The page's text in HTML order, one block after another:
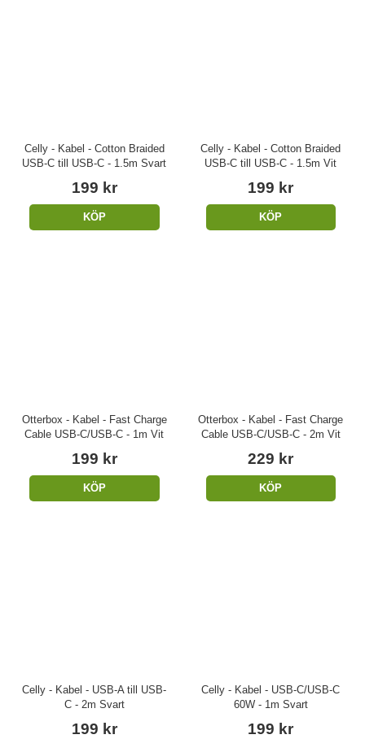
Celly - Kabel - Cotton Braided
USB-C till USB-C - 1.5m Svart
199 kr
KÖP
Celly - Kabel - Cotton Braided
USB-C till USB-C - 1.5m Vit
199 kr
KÖP
Otterbox - Kabel - Fast Charge
Cable USB-C/USB-C - 1m Vit
199 kr
KÖP
Otterbox - Kabel - Fast Charge
Cable USB-C/USB-C - 2m Vit
229 kr
KÖP
Celly - Kabel - USB-A till USB-
C - 2m Svart
199 kr
Celly - Kabel - USB-C/USB-C
60W - 1m Svart
199 kr